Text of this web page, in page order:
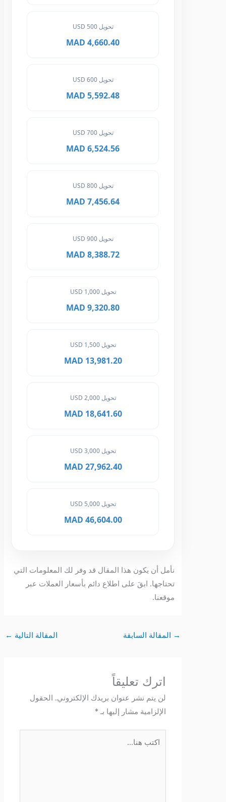
تحويل 500 USD
4,660.40 MAD
تحويل 600 USD
5,592.48 MAD
تحويل 700 USD
6,524.56 MAD
تحويل 800 USD
7,456.64 MAD
تحويل 900 USD
8,388.72 MAD
تحويل 1,000 USD
9,320.80 MAD
تحويل 1,500 USD
13,981.20 MAD
تحويل 2,000 USD
18,641.60 MAD
تحويل 3,000 USD
27,962.40 MAD
تحويل 5,000 USD
46,604.00 MAD
نأمل أن يكون هذا المقال قد وفر لك المعلومات التي
تحتاجها. ابقَ على اطلاع دائم بأسعار العملات عبر
موقعنا.
المقالة السابقة المقالة التالية←
اترك تعليقاً
لن يتم نشر عنوان بريدك الإلكتروني. الحقول
الإلزامية مشار إليها بـ*